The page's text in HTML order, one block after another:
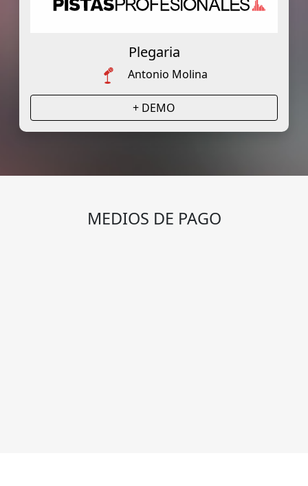
Plegaria
Antonio Molina
+ DEMO
MEDIOS DE PAGO